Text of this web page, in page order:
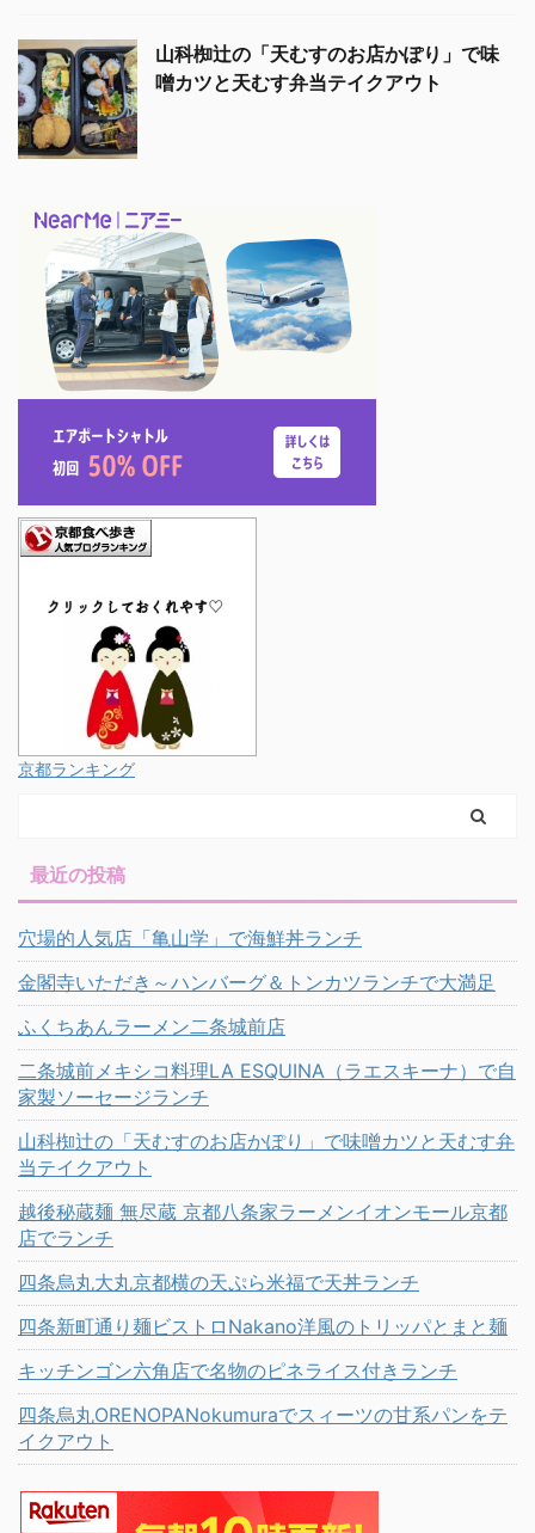
山科椥辻の「天むすのお店かぽり」で味
噌カツと天むす弁当テイクアウト
京都ランキング
最近の投稿
穴場的人気店「亀山学」で海鮮丼ランチ
金閣寺いただき～ハンバーグ＆トンカツランチで大満足
ふくちあんラーメン二条城前店
二条城前メキシコ料理LA ESQUINA（ラエスキーナ）で自
家製ソーセージランチ
山科椥辻の「天むすのお店かぽり」で味噌カツと天むす弁
当テイクアウト
越後秘蔵麺 無尽蔵 京都八条家ラーメンイオンモール京都
店でランチ
四条烏丸大丸京都横の天ぷら米福で天丼ランチ
四条新町通り麺ビストロNakano洋風のトリッパとまと麺
キッチンゴン六角店で名物のピネライス付きランチ
四条烏丸ORENOPANokumuraでスィーツの甘系パンをテ
イクアウト